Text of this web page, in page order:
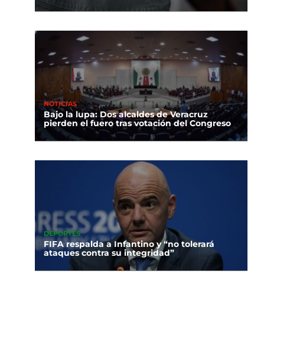
NOTICIAS
Bajo la lupa: Dos alcaldes de Veracruz
pierden el fuero tras votación del Congreso
DEPORTES
FIFA respalda a Infantino y “no tolerará
ataques contra su integridad”